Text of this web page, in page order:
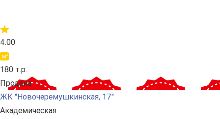
4.00
180 т.р.
Продана
ЖК "Новочеремушкинская, 17"
Академическая